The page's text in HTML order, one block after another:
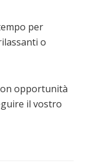
per
o
opportunità
il vostro